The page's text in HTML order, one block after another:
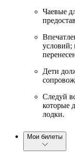
Чаевые
условий;
Дети
Следуй
которые
лодки.
Мои билеты